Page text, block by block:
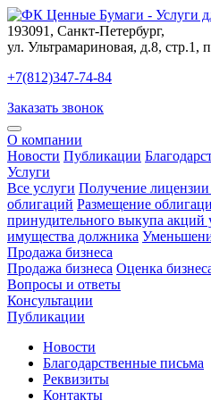
193091 , Санкт-Петербург,
ул. Ультрамариновая, д.8, стр.1,
+7(812)347-74-84
Заказать звонок
О компании
Новости Публикации
Услуги
Все услуги Получение
облигаций Размещение
принудительного выкупа
имущества должника
Продажа бизнеса
Продажа бизнеса Оценка
Вопросы и ответы
Консультации
Публикации
Новости
Благодарственные письма
Реквизиты
Контакты